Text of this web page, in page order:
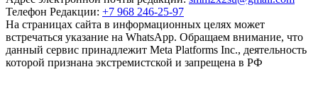
Телефон Редакции: +7 968 246-25-97
На страницах сайта в информационных целях может
встречаться указание на WhatsApp. Обращаем внимание, что
данный сервис принадлежит Meta Platforms Inc., деятельность
которой признана экстремистской и запрещена в РФ